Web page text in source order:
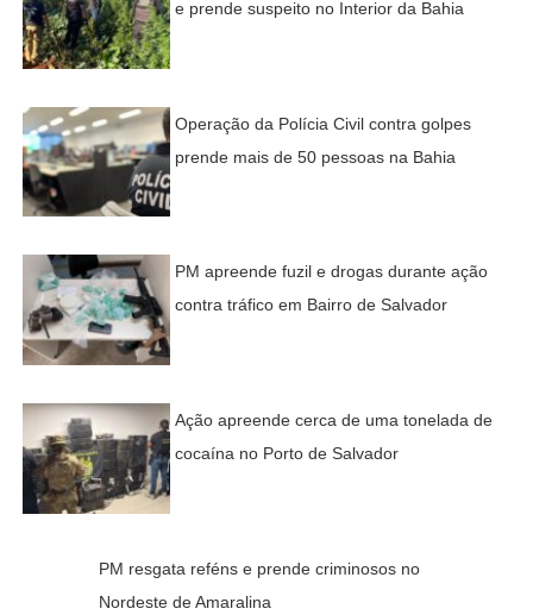
e prende suspeito no Interior da Bahia
Operação da Polícia Civil contra golpes
prende mais de 50 pessoas na Bahia
PM apreende fuzil e drogas durante ação
contra tráfico em Bairro de Salvador
Ação apreende cerca de uma tonelada de
cocaína no Porto de Salvador
PM resgata reféns e prende criminosos no
Nordeste de Amaralina